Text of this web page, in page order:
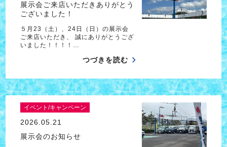
展示会ご来店いただきありがとう
ございました！
５月23（土）、24日（日）の展示会
ご来店いただき、 誠にありがとうござ
いました！！！！…
つづきを読む
イベント/キャンペーン
2026.05.21
展示会のお知らせ